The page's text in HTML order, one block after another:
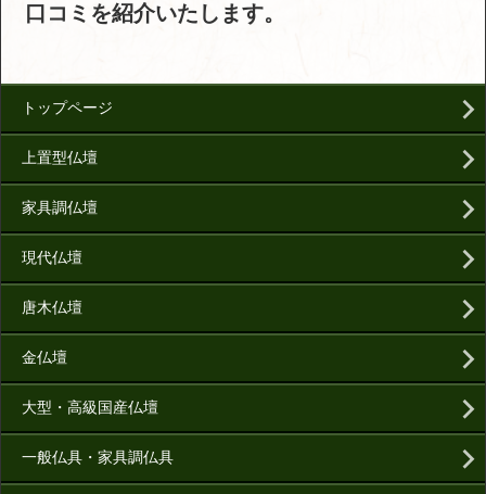
口コミを紹介いたします。
トップページ
上置型仏壇
家具調仏壇
現代仏壇
唐木仏壇
金仏壇
大型・高級国産仏壇
一般仏具・家具調仏具